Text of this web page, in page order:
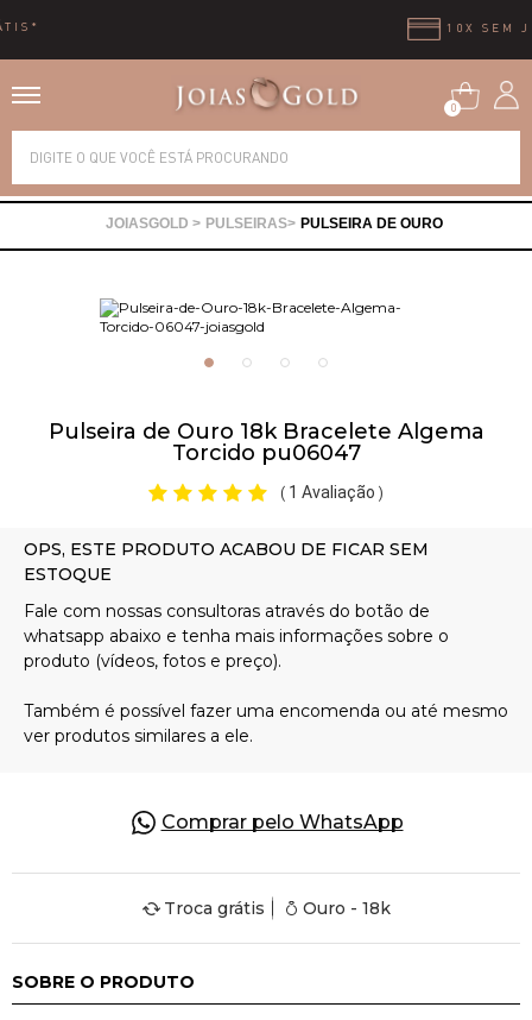
0
PULSEIRAS PULSEIRA DE OURO
Pulseira de Ouro 18k Bracelete Algema
Torcido pu06047
( 1 Avaliação )
Comprar pelo WhatsApp
Troca grátis Ouro - 18k
SOBRE O PRODUTO
Alianças
Brincos
Piercing
Pedras Preciosas
Presente